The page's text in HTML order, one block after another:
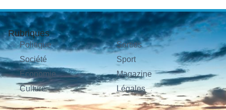
Rubriques
Politique
Société
Économie
Culture
Sorties
Sport
Magazine
Légales